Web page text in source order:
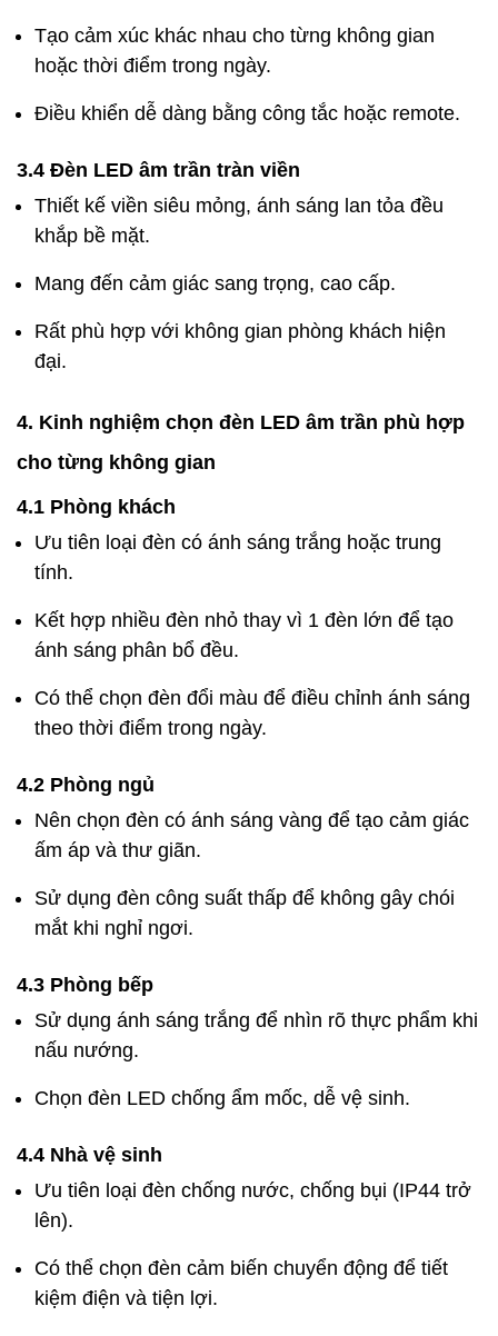
Tạo cảm xúc khác nhau cho từng không gian
hoặc thời điểm trong ngày.
Điều khiển dễ dàng bằng công tắc hoặc remote.
3.4 Đèn LED âm trần tràn viền
Thiết kế viền siêu mỏng, ánh sáng lan tỏa đều
khắp bề mặt.
Mang đến cảm giác sang trọng, cao cấp.
Rất phù hợp với không gian phòng khách hiện
đại.
4. Kinh nghiệm chọn đèn LED âm trần phù hợp
cho từng không gian
4.1 Phòng khách
Ưu tiên loại đèn có ánh sáng trắng hoặc trung
tính.
Kết hợp nhiều đèn nhỏ thay vì 1 đèn lớn để tạo
ánh sáng phân bổ đều.
Có thể chọn đèn đổi màu để điều chỉnh ánh sáng
theo thời điểm trong ngày.
4.2 Phòng ngủ
Nên chọn đèn có ánh sáng vàng để tạo cảm giác
ấm áp và thư giãn.
Sử dụng đèn công suất thấp để không gây chói
mắt khi nghỉ ngơi.
4.3 Phòng bếp
Sử dụng ánh sáng trắng để nhìn rõ thực phẩm khi
nấu nướng.
Chọn đèn LED chống ẩm mốc, dễ vệ sinh.
4.4 Nhà vệ sinh
Ưu tiên loại đèn chống nước, chống bụi (IP44 trở
lên).
Có thể chọn đèn cảm biến chuyển động để tiết
kiệm điện và tiện lợi.